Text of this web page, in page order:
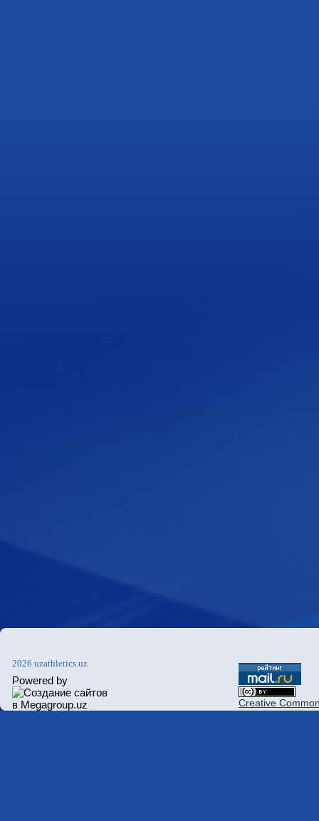
2026 uzathletics.uz
Powered by
Creative